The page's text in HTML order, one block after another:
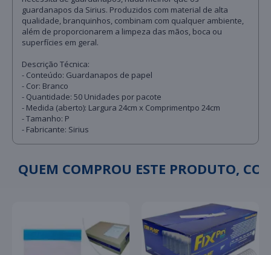
guardanapos da Sirius. Produzidos com material de alta
qualidade, branquinhos, combinam com qualquer ambiente,
além de proporcionarem a limpeza das mãos, boca ou
superfícies em geral.
Descrição Técnica:
- Conteúdo: Guardanapos de papel
- Cor: Branco
- Quantidade: 50 Unidades por pacote
- Medida (aberto): Largura 24cm x Comprimentpo 24cm
- Tamanho: P
- Fabricante: Sirius
QUEM COMPROU ESTE PRODUTO,